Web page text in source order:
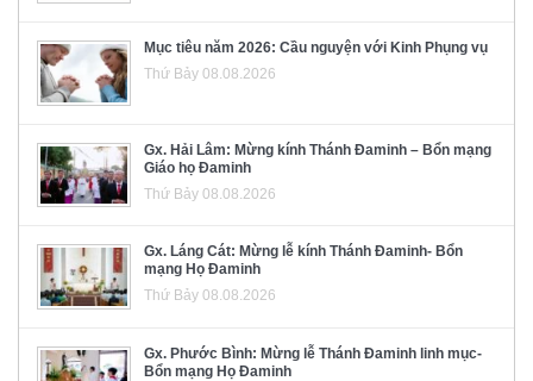
Mục tiêu năm 2026: Cầu nguyện với Kinh Phụng vụ
Thứ Bảy 08.08.2026
Gx. Hải Lâm: Mừng kính Thánh Đaminh – Bổn mạng
Giáo họ Đaminh
Thứ Bảy 08.08.2026
Gx. Láng Cát: Mừng lễ kính Thánh Đaminh- Bổn
mạng Họ Đaminh
Thứ Bảy 08.08.2026
Gx. Phước Bình: Mừng lễ Thánh Đaminh linh mục-
Bổn mạng Họ Đaminh